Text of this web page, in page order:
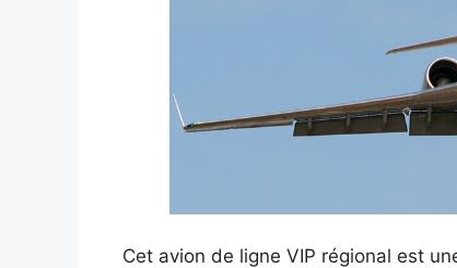
Cet avion de ligne VIP régional est